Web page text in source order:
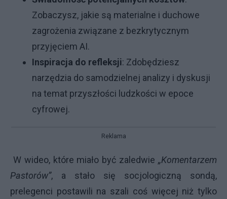
Zobaczysz, jakie są materialne i duchowe
zagrożenia związane z bezkrytycznym
przyjęciem AI.
Inspiracja do refleksji: Zdobędziesz
narzędzia do samodzielnej analizy i dyskusji
na temat przyszłości ludzkości w epoce
cyfrowej.
Reklama
W wideo, które miało być zaledwie „Komentarzem
Pastorów”, a stało się socjologiczną sondą,
prelegenci postawili na szali coś więcej niż tylko